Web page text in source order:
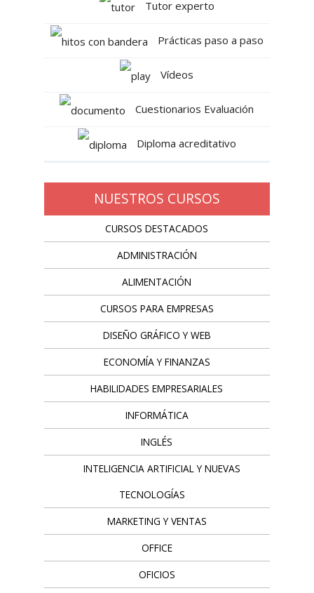
Tutor experto
Prácticas paso a paso
Vídeos
Cuestionarios Evaluación
Diploma acreditativo
NUESTROS CURSOS
CURSOS DESTACADOS
ADMINISTRACIÓN
ALIMENTACIÓN
CURSOS PARA EMPRESAS
DISEÑO GRÁFICO Y WEB
ECONOMÍA Y FINANZAS
HABILIDADES EMPRESARIALES
INFORMÁTICA
INGLÉS
INTELIGENCIA ARTIFICIAL Y NUEVAS
TECNOLOGÍAS
MARKETING Y VENTAS
OFFICE
OFICIOS